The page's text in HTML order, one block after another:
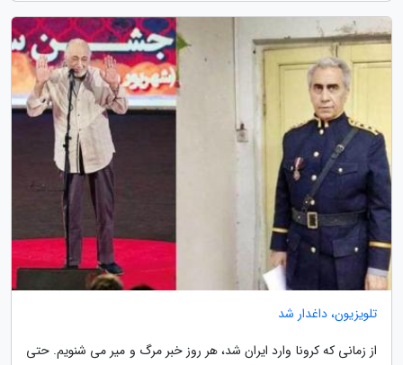
تلویزیون، داغدار شد
از زمانی که کرونا وارد ایران شد، هر روز خبر مرگ و میر می شنویم. حتی